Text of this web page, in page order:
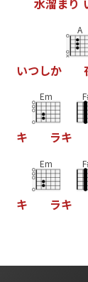
いつしか
A
キ
Em
ラキ
キ
Em
ラキ